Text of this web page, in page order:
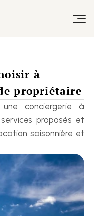
à
propriétaire
une conciergerie à
proposés et
saisonnière et